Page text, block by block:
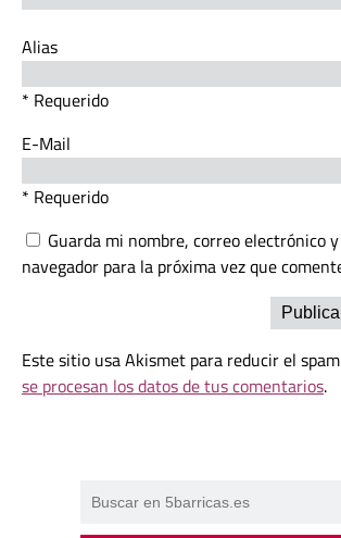
Alias
* Requerido
E-Mail
* Requerido
Guarda mi nombre, correo electrónico
navegador para la próxima vez que
Este sitio usa Akismet para reducir el
se procesan los datos de tus comentarios.